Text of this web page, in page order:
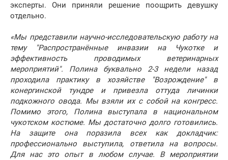
эксперты. Они приняли решение поощрить девушку
отдельно.
«Мы представили научно-исследовательскую работу на
тему "Распространённые инвазии на Чукотке и
эффективность проводимых ветеринарных
мероприятий". Полина буквально 2-3 недели назад
проходила практику в хозяйстве "Возрождение" в
конергинской тундре и привезла оттуда личинки
подкожного овода. Мы взяли их с собой на конгресс.
Помимо этого, Полина выступала в национальном
чукотском костюме. Мы достаточно долго готовились.
На защите она поразила всех как докладчик:
профессионально выступила, ответила на вопросы.
Для нас это опыт в любом случае. В мероприятии